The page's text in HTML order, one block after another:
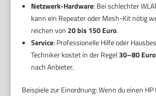
Netzwerk-Hardware: Bei schlechter
kann ein Repeater oder Mesh-Kit nötig
reichen von 20 bis 150 Euro.
Service: Professionelle Hilfe oder
Techniker kostet in der Regel30–80
nach Anbieter.
Beispiele zur Einordnung: Wenn du einen HP